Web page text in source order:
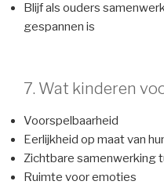
Blijf als ouders
gespannen is
7. Wat kinderen
Voorspelbaarheid
Eerlijkheid op maat van
Zichtbare samenwerking
Ruimte voor emoties